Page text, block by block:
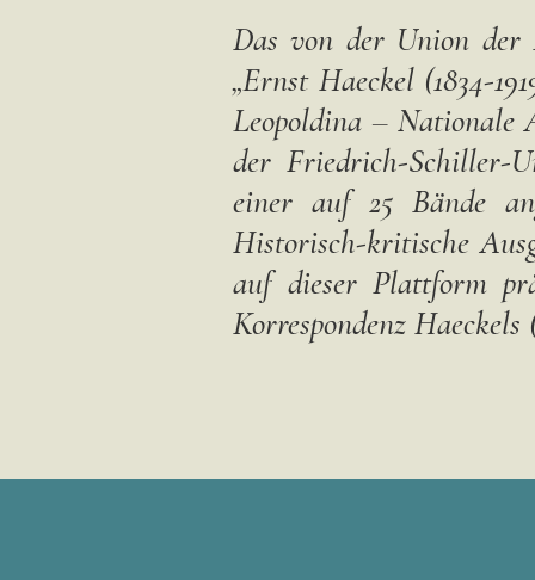
ein
Das von der Union der
„Ernst Haeckel (1834-
Leopoldina – Nationale
der Friedrich-Schiller-
einer auf 25 Bände
Historisch-kritische
auf dieser Plattform
Korrespondenz